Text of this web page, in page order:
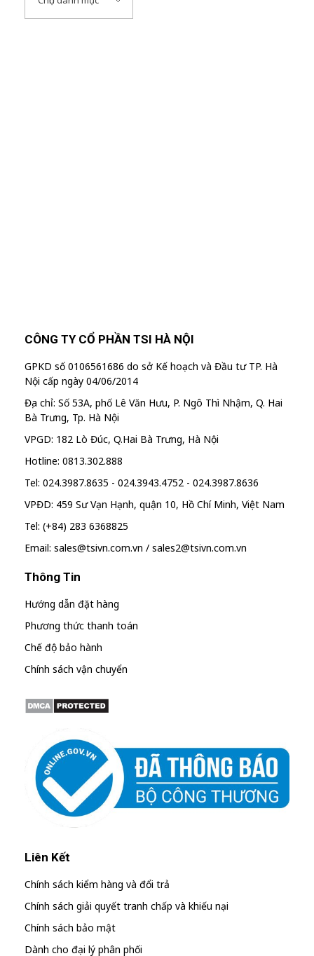
CÔNG TY CỔ PHẦN TSI HÀ NỘI
GPKD số 0106561686 do sở Kế hoạch và Đầu tư TP. Hà
Nội cấp ngày 04/06/2014
Địa chỉ: Số 53A, phố Lê Văn Hưu, P. Ngô Thì Nhậm, Q. Hai
Bà Trưng, Tp. Hà Nội
VPGD: 182 Lò Đúc, Q.Hai Bà Trưng, Hà Nội
Hotline: 0813.302.888
Tel: 024.3987.8635 - 024.3943.4752 - 024.3987.8636
VPĐD: 459 Sư Vạn Hạnh, quận 10, Hồ Chí Minh, Việt Nam
Tel: (+84) 283 6368825
Email: sales@tsivn.com.vn / sales2@tsivn.com.vn
Thông Tin
Hướng dẫn đặt hàng
Phương thức thanh toán
Chế độ bảo hành
Chính sách vận chuyển
Liên Kết
Chính sách kiểm hàng và đổi trả
Chính sách giải quyết tranh chấp và khiếu nại
Chính sách bảo mật
Dành cho đại lý phân phối